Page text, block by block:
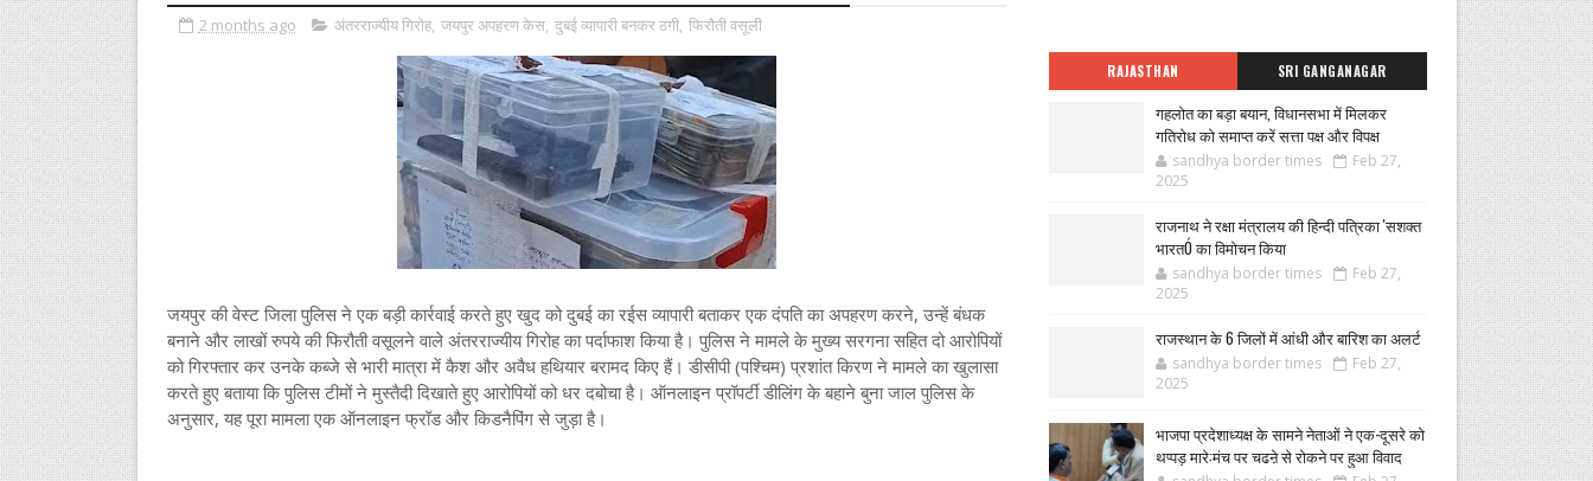
2 months ago अंतरराज्यीय गिरोह, जयपुर अपहरण केस, दुबई व्यापारी बनकर ठगी, फिरौती वसूली
जयपुर की वेस्ट जिला पुलिस ने एक बड़ी कार्रवाई करते हुए खुद को दुबई का रईस व्यापारी बताकर एक दंपति का अपहरण करने, उन्हें बंधक
बनाने और लाखों रुपये की फिरौती वसूलने वाले अंतरराज्यीय गिरोह का पर्दाफाश किया है। पुलिस ने मामले के मुख्य सरगना सहित दो आरोपियों
को गिरफ्तार कर उनके कब्जे से भारी मात्रा में कैश और अवैध हथियार बरामद किए हैं। डीसीपी (पश्चिम) प्रशांत किरण ने मामले का खुलासा
करते हुए बताया कि पुलिस टीमों ने मुस्तैदी दिखाते हुए आरोपियों को धर दबोचा है। ऑनलाइन प्रॉपर्टी डीलिंग के बहाने बुना जाल पुलिस के
अनुसार, यह पूरा मामला एक ऑनलाइन फ्रॉड और किडनैपिंग से जुड़ा है।
RAJASTHAN SRI GANGANAGAR
गहलोत का बड़ा बयान, विधानसभा में मिलकर
गतिरोध को समाप्त करें सत्ता पक्ष और विपक्ष
sandhya border times
Feb 27,
2025
राजनाथ ने रक्षा मंत्रालय की हिन्दी पत्रिका 'सशक्त
भारतÓ का विमोचन किया
sandhya border times
Feb 27,
2025
राजस्थान के 6 जिलों में आंधी और बारिश का अलर्ट
sandhya border times
Feb 27,
2025
भाजपा प्रदेशाध्यक्ष के सामने नेताओं ने एक-दूसरे को
थप्पड़ मारे:मंच पर चढऩे से रोकने पर हुआ विवाद